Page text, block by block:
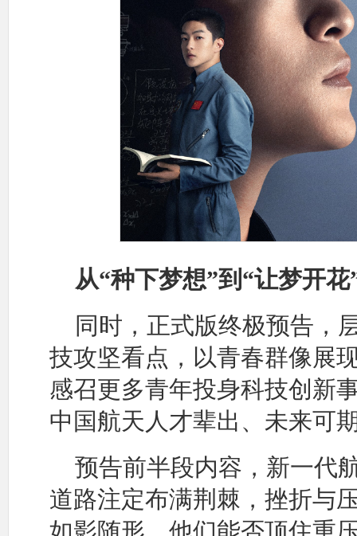
从“种下梦想”到“让梦开
同时，正式版终极预告，
技攻坚看点，以青春群像展
感召更多青年投身科技创新
中国航天人才辈出、未来可
预告前半段内容，新一代
道路注定布满荆棘，挫折与